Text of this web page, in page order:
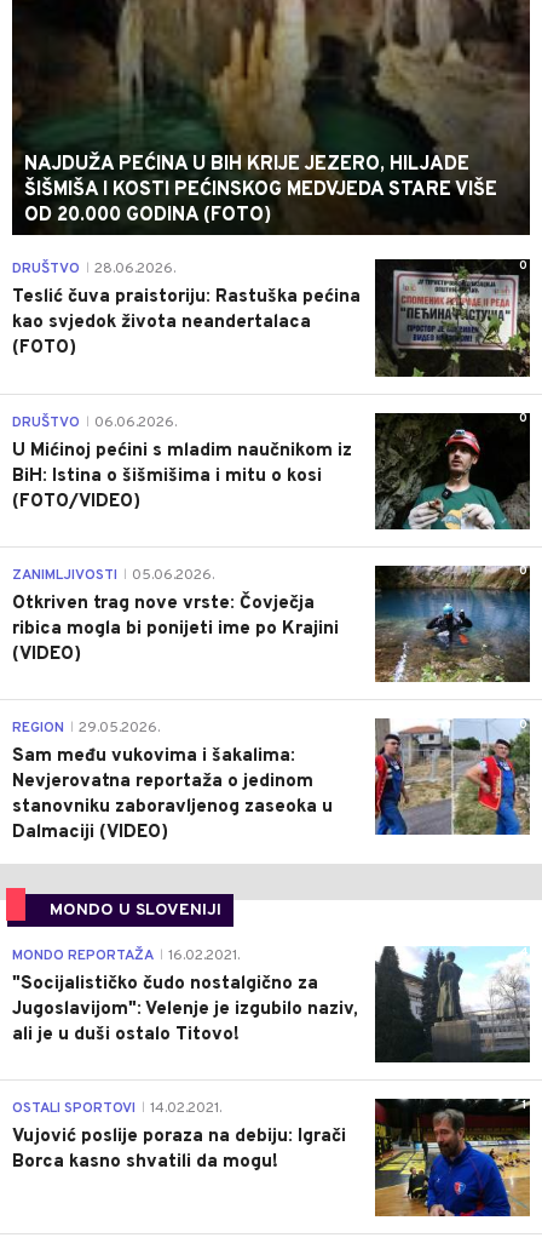
NAJDUŽA PEĆINA U BIH KRIJE JEZERO, HILJADE
ŠIŠMIŠA I KOSTI PEĆINSKOG MEDVJEDA STARE VIŠE
OD 20.000 GODINA (FOTO)
0
DRUŠTVO 28.06.2026.
Teslić čuva praistoriju: Rastuška pećina
kao svjedok života neandertalaca
(FOTO)
0
DRUŠTVO 06.06.2026.
U Mićinoj pećini s mladim naučnikom iz
BiH: Istina o šišmišima i mitu o kosi
(FOTO/VIDEO)
0
ZANIMLJIVOSTI 05.06.2026.
Otkriven trag nove vrste: Čovječja
ribica mogla bi ponijeti ime po Krajini
(VIDEO)
0
REGION 29.05.2026.
Sam među vukovima i šakalima:
Nevjerovatna reportaža o jedinom
stanovniku zaboravljenog zaseoka u
Dalmaciji (VIDEO)
MONDO U SLOVENIJI
4
MONDO REPORTAŽA 16.02.2021.
"Socijalističko čudo nostalgično za
Jugoslavijom": Velenje je izgubilo naziv,
ali je u duši ostalo Titovo!
1
OSTALI SPORTOVI 14.02.2021.
Vujović poslije poraza na debiju: Igrači
Borca kasno shvatili da mogu!